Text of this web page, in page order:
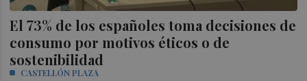
El 73% de los españoles toma decisiones de
consumo por motivos éticos o de
sostenibilidad
CASTELLÓN PLAZA